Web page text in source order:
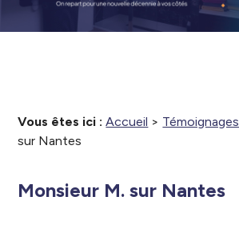
Vous êtes ici :Accueil > Témoignages
sur Nantes
Monsieur M. sur Nantes